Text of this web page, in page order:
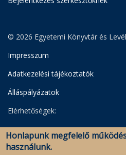
© 2026 Egyetemi Könyvtár és
Impresszum
Adatkezelési tájékoztatók
Álláspályázatok
Elérhetőségek:
Egyetemi Könyvtár
Levéltár
Honlapunk megfelelő
használunk.